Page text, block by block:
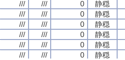
/// /// 0
静穏
/// /// 0
静穏
/// /// 0
静穏
/// /// 0
静穏
/// /// 0
静穏
/// /// 0
静穏
/// /// 0
静穏
/// /// 0
静穏
/// /// 0
静穏
/// /// 0
静穏
/// /// 0
静穏
/// /// 0
静穏
/// /// 0
静穏
/// /// 0
静穏
/// /// 0
静穏
/// /// 0
静穏
/// /// 0
静穏
/// /// 0
静穏
/// /// 0
静穏
/// /// 0
静穏
/// /// 0
静穏
/// /// 0
静穏
/// /// 0
静穏
/// /// 0
静穏